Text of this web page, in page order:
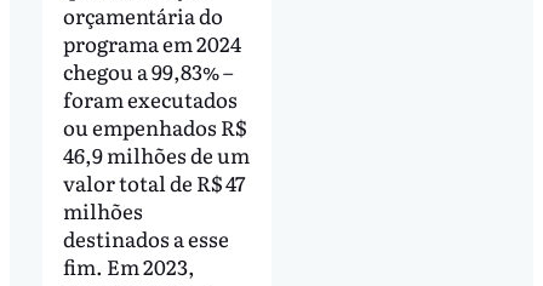
orçamentária do
programa em 2024
chegou a 99,83% –
foram executados
ou empenhados R$
46,9 milhões de um
valor total de R$ 47
milhões
destinados a esse
fim. Em 2023,